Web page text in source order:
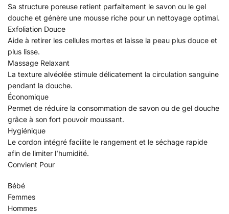
Sa structure poreuse retient parfaitement le savon ou le gel
douche et génère une mousse riche pour un nettoyage optimal.
Exfoliation Douce
Aide à retirer les cellules mortes et laisse la peau plus douce et
plus lisse.
Massage Relaxant
La texture alvéolée stimule délicatement la circulation sanguine
pendant la douche.
Économique
Permet de réduire la consommation de savon ou de gel douche
grâce à son fort pouvoir moussant.
Hygiénique
Le cordon intégré facilite le rangement et le séchage rapide
afin de limiter l’humidité.
Convient Pour
Bébé
Femmes
Hommes